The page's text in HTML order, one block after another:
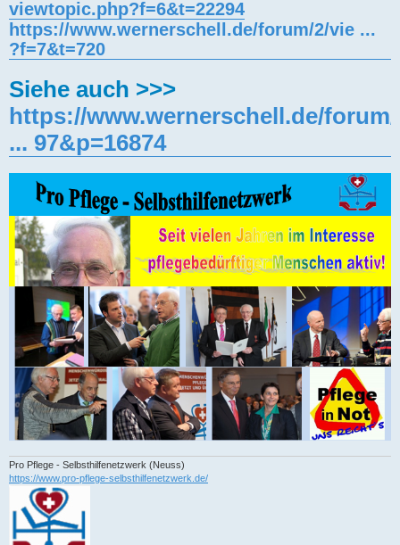
viewtopic.php?f=6&t=22294
https://www.wernerschell.de/forum/2/vie ...
?f=7&t=720
Siehe auch >>>
https://www.wernerschell.de/
... 97&p=16874
Pro Pflege - Selbsthilfenetzwerk (Neuss)
https://www.pro-pflege-selbsthilfenetzwerk.de/